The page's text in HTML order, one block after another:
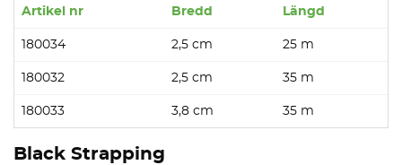
Artikel nr Bredd Längd
180034 2,5 cm 25 m
180032 2,5 cm 35 m
180033 3,8 cm 35 m
Black Strapping